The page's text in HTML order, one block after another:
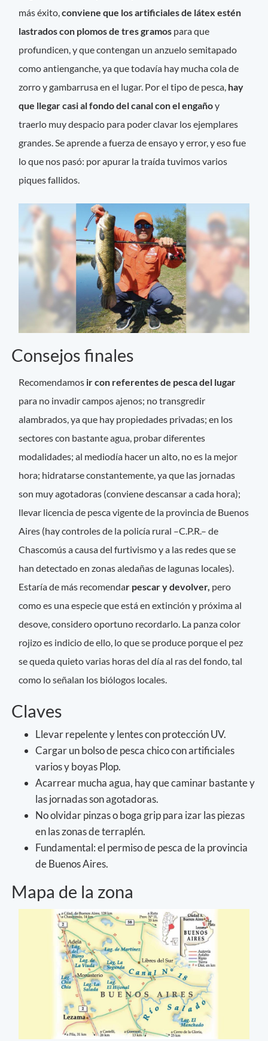
más éxito,conviene que losartificiales de látex estén
lastrados con plomos de tres gramos para que
profundicen, y que contengan un anzuelo semitapado
como antienganche, ya que todavía hay mucha cola de
zorro y gambarrusa en el lugar. Por el tipo de pesca, hay
que llegar casi al fondo del canal con el engañoy
traerlo muy despacio para poder clavar los ejemplares
grandes. Se aprende a fuerza de ensayo y error, y eso fue
lo que nos pasó: por apurar la traída tuvimos varios
piques fallidos.
Consejos finales
Recomendamos ir con referentes de pesca del lugar
para no invadir campos ajenos; no transgredir
alambrados, ya que hay propiedades privadas; en los
sectores con bastante agua, probar diferentes
modalidades; al mediodía hacer un alto, no es la mejor
hora; hidratarse constantemente, ya que las jornadas
son muy agotadoras (conviene descansar a cada hora);
llevar licencia de pesca vigente de la provincia de Buenos
Aires (hay controles de la policía rural –C.P.R.– de
Chascomús a causa del furtivismo y a las redes que se
han detectado en zonas aledañas de lagunas locales).
Estaría de más recomendar pescar y devolver, pero
como es una especie que está en extinción y próxima al
desove, considero oportuno recordarlo. La panza color
rojizo es indicio de ello, lo que se produce porque el pez
se queda quieto varias horas del día al ras del fondo, tal
como lo señalan los biólogos locales.
Claves
Llevar repelente y lentes con protección UV.
Cargar un bolso de pesca chico con artificiales
varios y boyas Plop.
Acarrear mucha agua, hay que caminar bastante y
las jornadas son agotadoras.
No olvidar pinzas o boga grip para izar las piezas
en las zonas de terraplén.
Fundamental: el permiso de pesca de la provincia
de Buenos Aires.
Mapa de la zona